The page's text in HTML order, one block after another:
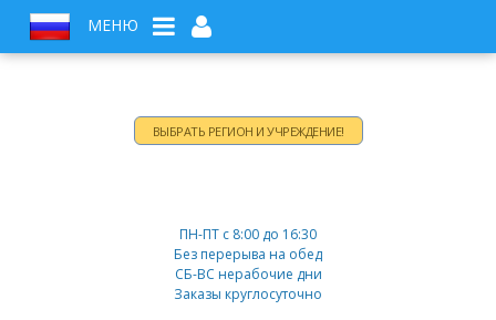
МЕНЮ
ВЫБРАТЬ РЕГИОН И УЧРЕЖДЕНИЕ!
ПН-ПТ c 8:00 до 16:30
Без перерыва на обед
СБ-ВС нерабочие дни
Заказы круглосуточно